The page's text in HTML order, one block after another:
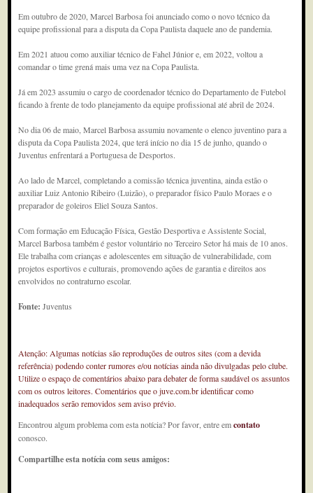
Em outubro de 2020, Marcel Barbosa foi anunciado como o novo técnico da
equipe profissional para a disputa da Copa Paulista daquele ano de pandemia.
Em 2021 atuou como auxiliar técnico de Fahel Júnior e, em 2022, voltou a
comandar o time grená mais uma vez na Copa Paulista.
Já em 2023 assumiu o cargo de coordenador técnico do Departamento de Futebol
ficando à frente de todo planejamento da equipe profissional até abril de 2024.
No dia 06 de maio, Marcel Barbosa assumiu novamente o elenco juventino para a
disputa da Copa Paulista 2024, que terá início no dia 15 de junho, quando o
Juventus enfrentará a Portuguesa de Desportos.
Ao lado de Marcel, completando a comissão técnica juventina, ainda estão o
auxiliar Luiz Antonio Ribeiro (Luizão), o preparador físico Paulo Moraes e o
preparador de goleiros Eliel Souza Santos.
Com formação em Educação Física, Gestão Desportiva e Assistente Social,
Marcel Barbosa também é gestor voluntário no Terceiro Setor há mais de 10 anos.
Ele trabalha com crianças e adolescentes em situação de vulnerabilidade, com
projetos esportivos e culturais, promovendo ações de garantia e direitos aos
envolvidos no contraturno escolar.
Fonte:Juventus
Atenção: Algumas notícias são reproduções de outros sites (com a devida
referência) podendo conter rumores e/ou notícias ainda não divulgadas pelo clube.
Utilize o espaço de comentários abaixo para debater de forma saudável os assuntos
com os outros leitores. Comentários que o juve.com.br identificar como
inadequados serão removidos sem aviso prévio.
Encontrou algum problema com esta notícia? Por favor, entre emcontato
conosco.
Compartilhe esta notícia com seus amigos: